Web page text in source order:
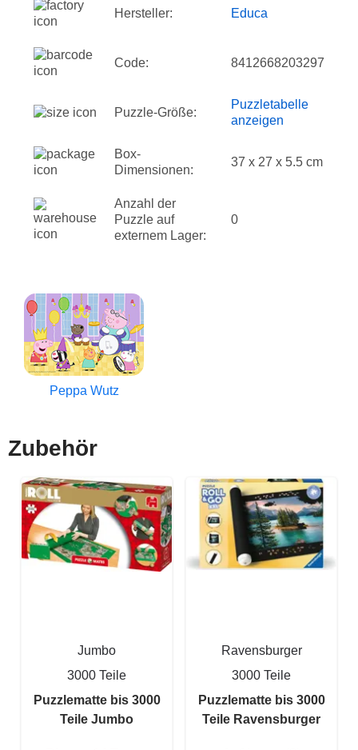
Hersteller: Educa
Code: 8412668203297
Puzzle-Größe:
Puzzletabelle
anzeigen
Box-
Dimensionen:
37 x 27 x 5.5 cm
Anzahl der
Puzzle auf
externem Lager:
0
Peppa Wutz
Zubehör
Jumbo
3000 Teile
Puzzlematte bis 3000
Teile Jumbo
Ravensburger
3000 Teile
Puzzlematte bis 3000
Teile Ravensburger